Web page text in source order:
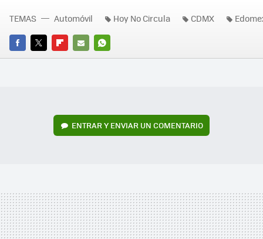
FACEBOOK
TWITTERFLIPBOARD
E-
WHATSAPP
TEMAS Automóvil Hoy No Circula CDMX
ENTRAR Y ENVIAR UN COMENTARIO